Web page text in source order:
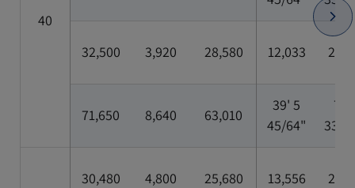
40
32,500 3,920 28,580 12,033
71,650 8,640 63,010
39' 5
45/64"
7' 8
33/
30,480 4,800 25,680 13,556